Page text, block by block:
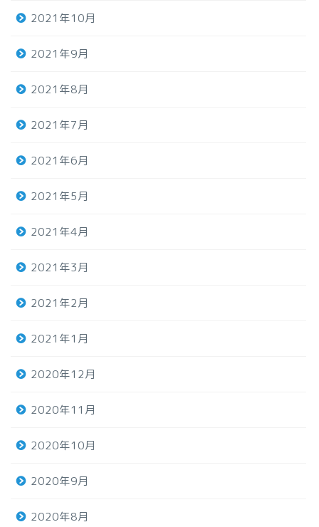
2021年10月
2021年9月
2021年8月
2021年7月
2021年6月
2021年5月
2021年4月
2021年3月
2021年2月
2021年1月
2020年12月
2020年11月
2020年10月
2020年9月
2020年8月